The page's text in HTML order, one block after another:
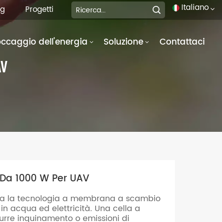
Italiano
Progetti
dell'energia Soluzione Contattaci
1000 W Per UAV
la tecnologia a membrana a scambio
acqua ed elettricità. Una cella a
inquinamento o emissioni di